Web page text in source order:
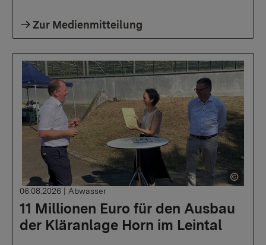
Zur Medienmitteilung
11 Millionen Euro für den Ausbau
der Kläranlage Horn im Leintal
06.08.2026 | Abwasser